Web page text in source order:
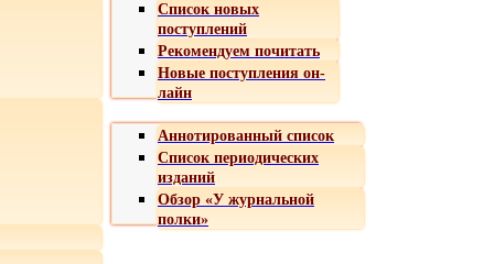
Список новых
поступлений
Рекомендуем почитать
Новые поступления он-
лайн
Аннотированный список
Список периодических
изданий
Обзор «У журнальной
полки»